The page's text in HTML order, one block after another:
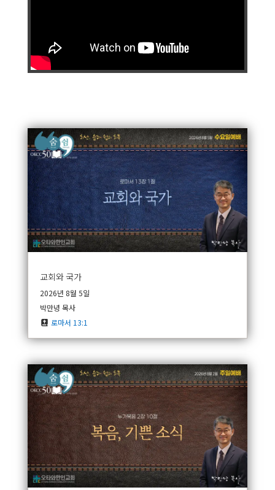
교회와 국가
2026년 8월 5일
박만녕 목사
로마서 13:1